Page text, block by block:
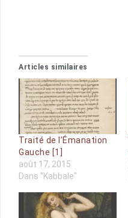
Articles similaires
Traité de l’Émanation
Gauche [1]
août 17, 2015
Dans "Kabbale"